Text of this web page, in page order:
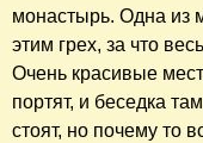
монастырь. Одна из
этим грех, за что
Очень красивые
портят, и беседка
стоят, но почему то